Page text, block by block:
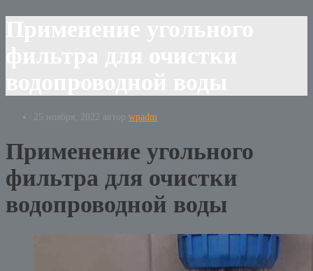
25 ноября, 2022 автор wpadm
Применение угольного
фильтра для очистки
водопроводной воды